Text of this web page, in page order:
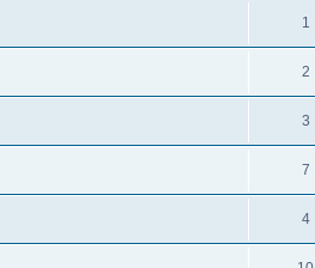
1
2
3
7
4